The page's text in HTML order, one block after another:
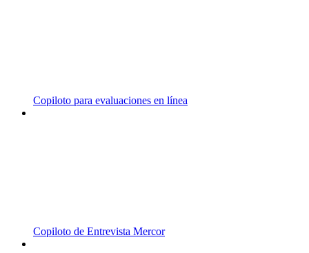
Copiloto para evaluaciones en línea
Copiloto de Entrevista Mercor